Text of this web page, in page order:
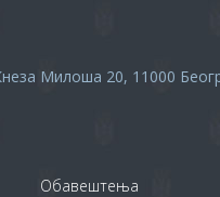
Милоша 20, 11000
Обавештења